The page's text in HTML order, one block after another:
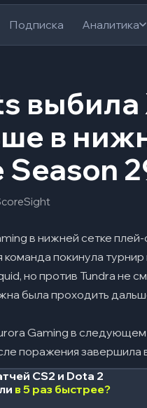
Подписка Аналитика
в
Season
в нижней сетке
команда покинула
но против Tundra не
была проходить
Gaming в
поражения завершила
CS2 и Dota 2
в 5 раз быстрее?